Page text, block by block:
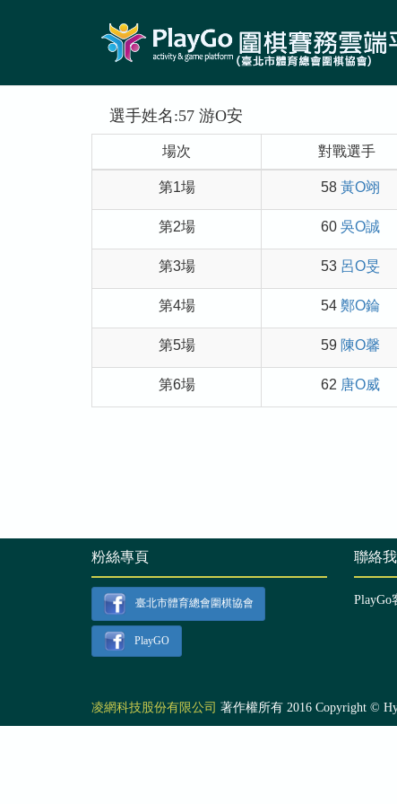
選手姓名:57 游O安
場次 對戰選手
第1場 58 黃O翊
第2場 60 吳O誠
第3場 53 呂O旻
第4場 54 鄭O錀
第5場 59 陳O馨
第6場 62 唐O威
粉絲專頁
臺北市體育總會圍棋協會
PlayGO
聯絡
PlayGo
凌網科技股份有限公司 著作權所有 2016 Copyright ©